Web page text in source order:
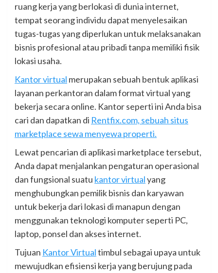
ruang kerja yang berlokasi di dunia internet,
tempat seorang individu dapat menyelesaikan
tugas-tugas yang diperlukan untuk melaksanakan
bisnis profesional atau pribadi tanpa memiliki fisik
lokasi usaha.
Kantor virtual merupakan sebuah bentuk aplikasi
layanan perkantoran dalam format virtual yang
bekerja secara online. Kantor seperti ini Anda bisa
cari dan dapatkan di Rentfix.com, sebuah situs
marketplace sewa menyewa properti.
Lewat pencarian di aplikasi marketplace tersebut,
Anda dapat menjalankan pengaturan operasional
dan fungsional suatu kantor virtualyang
menghubungkan pemilik bisnis dan karyawan
untuk bekerja dari lokasi di manapun dengan
menggunakan teknologi komputer seperti PC,
laptop, ponsel dan akses internet.
Tujuan Kantor Virtualtimbul sebagai upaya untuk
mewujudkan efisiensi kerja yang berujung pada